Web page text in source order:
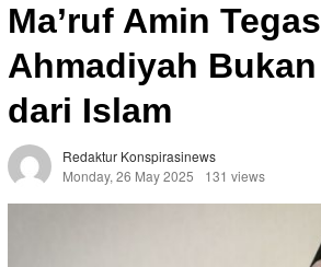
Ma’ruf Amin
Ahmadiyah
dari Islam
Redaktur Konspirasinews
Monday, 26 May 2025
131 views